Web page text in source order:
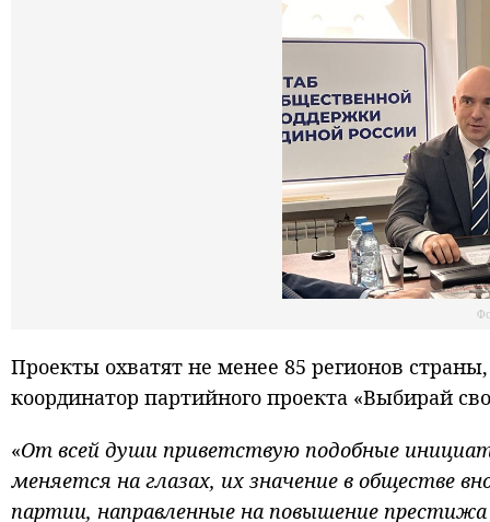
Проекты охватят не менее 85 регионов
координатор партийного проекта «Выбирай
«От всей души приветствую подобные
меняется на глазах, их значение в обществе
партии, направленные на повышение